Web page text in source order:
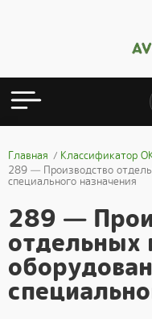
Главная
Классификатор
289 — Производство
специального назначения
289 —
отдельных